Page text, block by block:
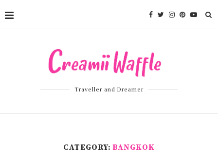
Traveller and Dreamer
CATEGORY: BANGKOK